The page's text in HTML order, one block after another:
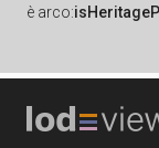
è arco: